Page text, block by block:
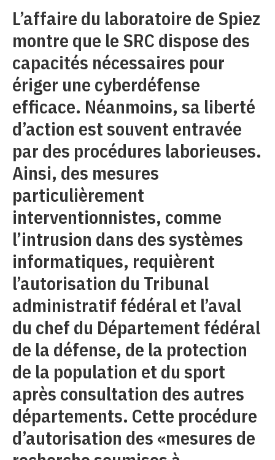
L’affaire du laboratoire de Spiez
montre que le SRC dispose des
capacités nécessaires pour
ériger une cyberdéfense
efficace. Néanmoins, sa liberté
d’action est souvent entravée
par des procédures laborieuses.
Ainsi, des mesures
particulièrement
interventionnistes, comme
l’intrusion dans des systèmes
informatiques, requièrent
l’autorisation du Tribunal
administratif fédéral et l’aval
du chef du Département fédéral
de la défense, de la protection
de la population et du sport
après consultation des autres
départements. Cette procédure
d’autorisation des «mesures de